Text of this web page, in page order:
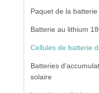
Paquet de la
Batterie au lithium
Cellules de batterie
Batteries
solaire